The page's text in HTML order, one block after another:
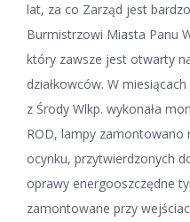
lat, za co Zarząd jest
Burmistrzowi Miasta Panu
który zawsze jest otwarty
działkowców. W
z Środy Wlkp. wykonała
ROD, lampy zamontowano
ocynku, przytwierdzonych
oprawy energooszczędne
zamontowane przy